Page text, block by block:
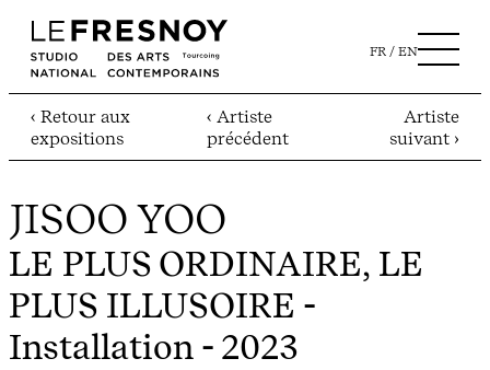
FR EN
‹ Retour aux
expositions
‹ Artiste
précédent
Artiste
suivant ›
JISOO YOO
LE PLUS ORDINAIRE, LE
PLUS ILLUSOIRE -
Installation - 2023